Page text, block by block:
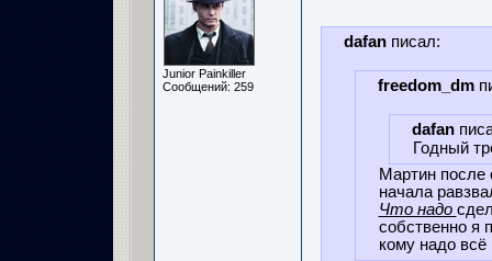
Junior Painkiller
Сообщений: 259
dafanписал:
freedom_dm
dafan
Годный
Мартин после
начала
Что надо
собственно я
кому надо